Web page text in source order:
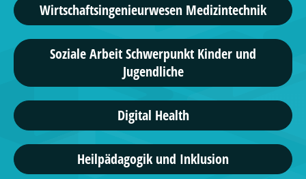
Wirtschaftsingenieurwesen Medizintechnik
Soziale Arbeit Schwerpunkt Kinder und
Jugendliche
Digital Health
Heilpädagogik und Inklusion